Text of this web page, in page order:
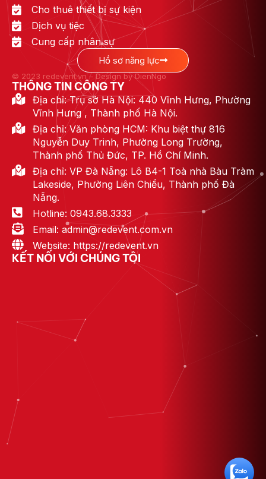
Cho thuê thiết bị sự kiện
Dịch vụ tiệc
Cung cấp nhân sự
Hồ sơ năng lực
© 2023 redevent.vn – Design by DienNgo
THÔNG TIN CÔNG TY
Địa chỉ: Trụ sở Hà Nội: 440 Vĩnh Hưng, Phường
Vĩnh Hưng , Thành phố Hà Nội.
Địa chỉ: Văn phòng HCM: Khu biệt thự 816
Nguyễn Duy Trinh, Phường Long Trường,
Thành phố Thủ Đức, TP. Hồ Chí Minh.
Địa chỉ: VP Đà Nẵng: Lô B4-1 Toà nhà Bàu Tràm
Lakeside, Phường Liên Chiểu, Thành phố Đà
Nẵng.
Hotline: 0943.68.3333
Email: admin@redevent.com.vn
Website: https://redevent.vn
KẾT NỐI VỚI CHÚNG TÔI